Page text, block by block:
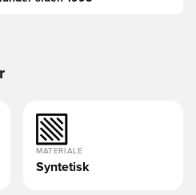
MATERIALE
Syntetisk